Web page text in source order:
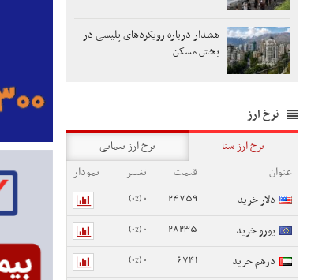
هشدار درباره رویکردهای پلیسی در
بخش مسکن
نرخ ارز
نرخ ارز سنا
نرخ ارز نیمایی
عنوان
قیمت تغییر
نمودار
دلار خرید
24759
0 (0%)
یورو خرید 28235
0 (0%)
درهم خرید 6741
0 (0%)